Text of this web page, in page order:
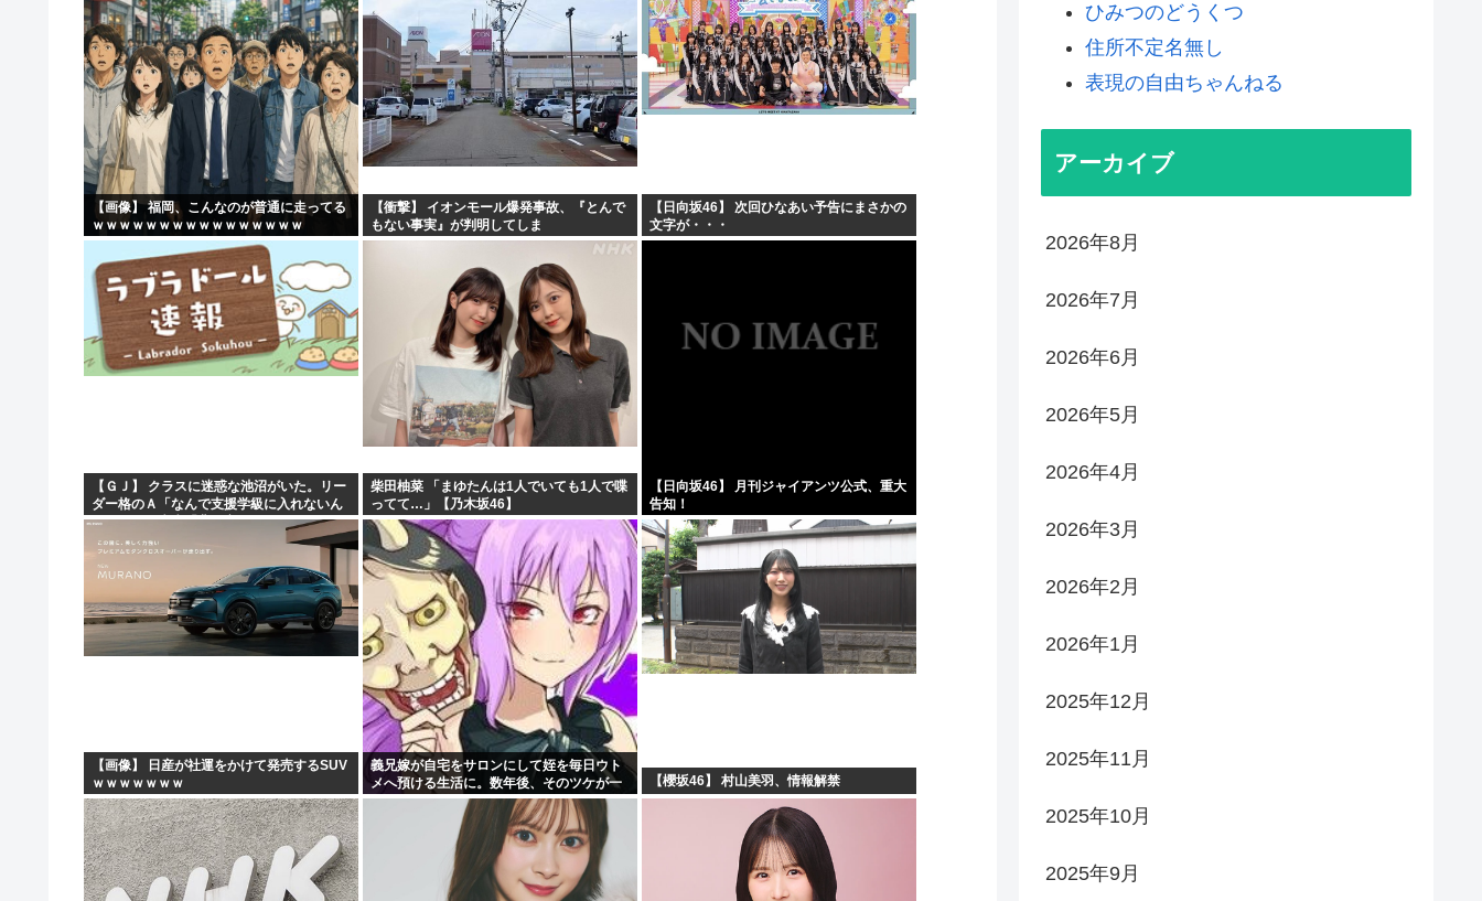
【画像】 福岡、こんなのが普通に走ってる
ｗｗｗｗｗｗｗｗｗｗｗｗｗｗｗｗ
【衝撃】 イオンモール爆発事故、『とんで
もない事実』が判明してしま
う・・・・・・
【日向坂46】 次回ひなあい予告にまさかの
文字が・・・
【ＧＪ】 クラスに迷惑な池沼がいた。リー
ダー格のＡ「なんで支援学級に入れないん
ですか？」先生「背の高い低いと同じで、
これも個性なの！差別は...
柴田柚菜 「まゆたんは1人でいても1人で喋
ってて…」【乃木坂46】
【日向坂46】 月刊ジャイアンツ公式、重大
告知！
【画像】 日産が社運をかけて発売するSUV
ｗｗｗｗｗｗｗ
義兄嫁が自宅をサロンにして姪を毎日ウト
メへ預ける生活に。数年後、そのツケが一
気に回ってきて…
【櫻坂46】 村山美羽、情報解禁
ひみつのどうくつ
住所不定名無し
表現の自由ちゃんねる
アーカイブ
2026年8月
2026年7月
2026年6月
2026年5月
2026年4月
2026年3月
2026年2月
2026年1月
2025年12月
2025年11月
2025年10月
2025年9月